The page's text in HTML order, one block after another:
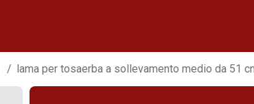
lama per tosaerba a sollevamento medio da 51